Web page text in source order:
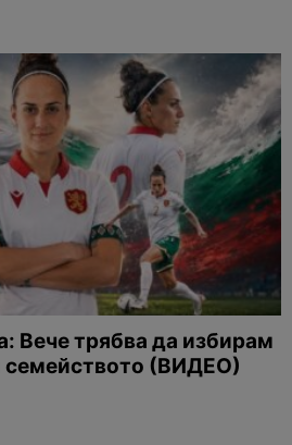
Вече трябва да избирам
(ВИДЕО)